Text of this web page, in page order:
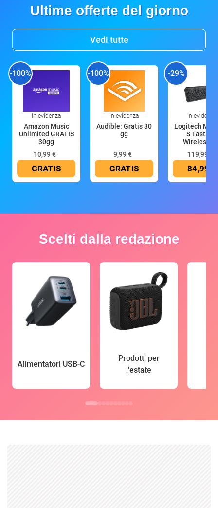
Ultime offerte del giorno
Vedi tutte
-100%
In evidenza
Amazon Music
Unlimited GRATIS
30gg
10,99 €
GRATIS
-100%
In evidenza
Audible: Gratis 30
gg
9,99 €
GRATIS
-29%
In evidenza
Logitech MX
S Tastiera
Wireless
119,99 €
84,99 €
Scelti dalla redazione
Alimentatori USB-C
Prodotti per
l'estate